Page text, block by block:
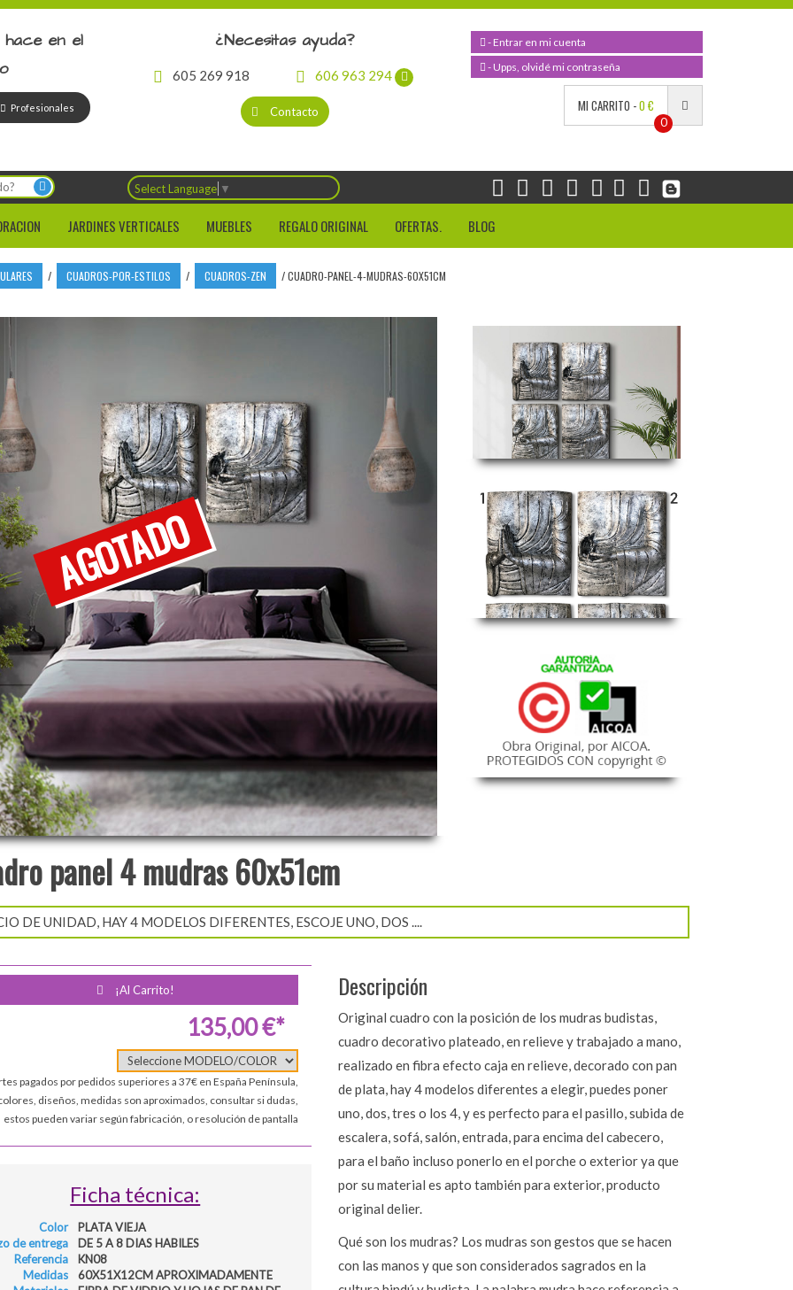
en el
Profesionales
¿Necesitas ayuda?
605 269 918 606 963 294
Contacto
- Entrar en mi cuenta
- Upps, olvidé mi contraseña
MI CARRITO -0 €
0
Select Language ▼
JARDINES VERTICALES MUEBLES REGALO ORIGINAL OFERTAS. BLOG
/ CUADROS-POR-ESTILOS / CUADROS-ZEN /CUADRO-PANEL-4-MUDRAS-60X51CM
panel 4 mudras 60x51cm
DE UNIDAD, HAY 4 MODELOS DIFERENTES, ESCOJE UNO, DOS ....
¡Al Carrito!
135,00 €*
pagados por pedidos superiores a 37€ en España Península,
diseños, medidas son aproximados, consultar si dudas,
estos pueden variar según fabricación, o resolución de pantalla
Ficha técnica:
Color
PLATA VIEJA
de entrega
DE 5 A 8 DIAS HABILES
Referencia
KN08
Medidas
60X51X12CM APROXIMADAMENTE
Descripción
Original cuadro con la posición de los mudras budistas,
cuadro decorativo plateado, en relieve y trabajado a mano,
realizado en fibra efecto caja en relieve, decorado con pan
de plata, hay 4 modelos diferentes a elegir, puedes poner
uno, dos, tres o los 4, y es perfecto para el pasillo, subida de
escalera, sofá, salón, entrada, para encima del cabecero,
para el baño incluso ponerlo en el porche o exterior ya que
por su material es apto también para exterior, producto
original delier.
Qué son los mudras? Los mudras son gestos que se hacen
con las manos y que son considerados sagrados en la